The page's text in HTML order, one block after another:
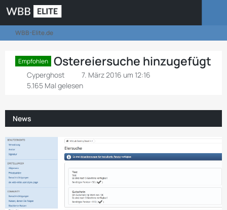
WBB-Elite.de
Empfohlen Ostereiersuche hinzugefügt
Cyperghost
7. März 2016 um 12:16
5.165 Mal gelesen
News